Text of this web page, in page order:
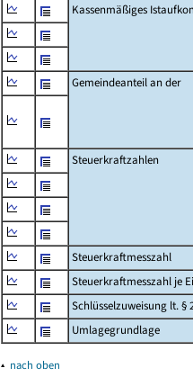
Kassenmäßiges
Gemeindeanteil an der
Steuerkraftzahlen
Steuerkraftmesszahl
Steuerkraftmesszahl je
Schlüsselzuweisung lt. §
Umlagegrundlage
▴ nach oben